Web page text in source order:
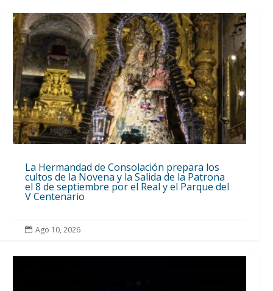
La Hermandad de Consolación prepara los
cultos de la Novena y la Salida de la Patrona
el 8 de septiembre por el Real y el Parque del
V Centenario
 Ago 10, 2026